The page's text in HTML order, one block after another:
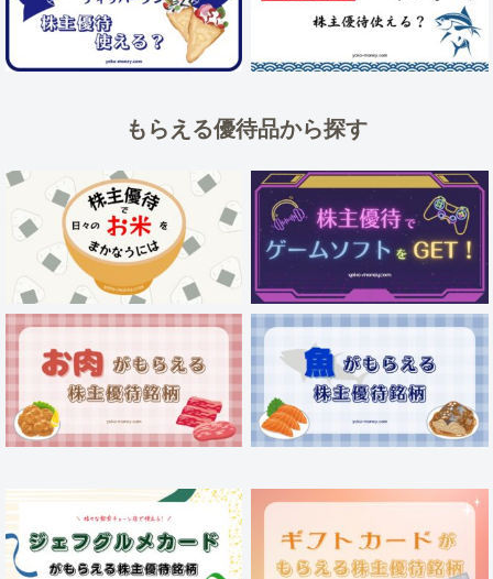
もらえる優待品から探す